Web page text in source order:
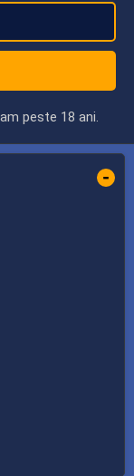
peste 18 ani.
-